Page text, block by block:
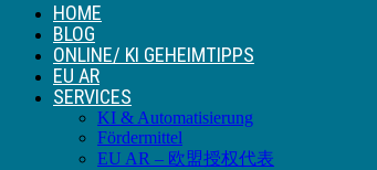
HOME
BLOG
ONLINE/ KI GEHEIMTIPPS
EU AR
SERVICES
KI & Automatisierung
Fördermittel
EU AR – 欧盟授权代表